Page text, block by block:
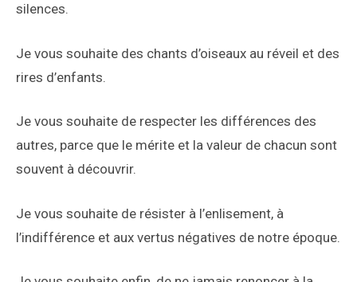
silences.
Je vous souhaite des chants d’oiseaux au réveil et des
rires d’enfants.
Je vous souhaite de respecter les différences des
autres, parce que le mérite et la valeur de chacun sont
souvent à découvrir.
Je vous souhaite de résister à l’enlisement, à
l’indifférence et aux vertus négatives de notre époque.